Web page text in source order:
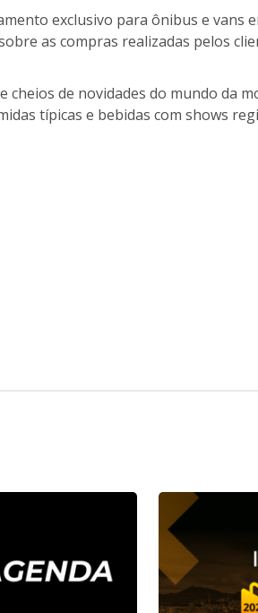
exclusivo para ônibus e vans
as compras realizadas pelos
cheios de novidades do mundo da
típicas e bebidas com shows